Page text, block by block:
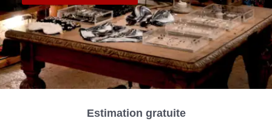
Estimation gratuite